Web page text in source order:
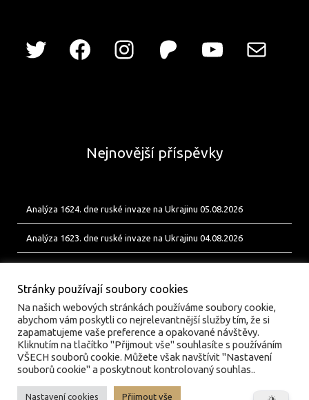
Nejnovější příspěvky
Analýza 1624. dne ruské invaze na Ukrajinu 05.08.2026
Analýza 1623. dne ruské invaze na Ukrajinu 04.08.2026
© valka.online | Vydavatel: Jan Tofl, Plzeň | ISSN 3029-
Stránky používají soubory cookies
Na našich webových stránkách používáme soubory cookie,
abychom vám poskytli co nejrelevantnější služby tím, že si
zapamatujeme vaše preference a opakované návštěvy.
Kliknutím na tlačítko "Přijmout vše" souhlasíte s používáním
VŠECH souborů cookie. Můžete však navštívit "Nastavení
souborů cookie" a poskytnout kontrolovaný souhlas..
Nastavení cookies Přijmout vše